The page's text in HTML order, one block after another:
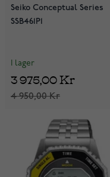
Seiko Conceptual Series
SSB461P1
I lager
4 950,00 Kr
3 975,00 Kr